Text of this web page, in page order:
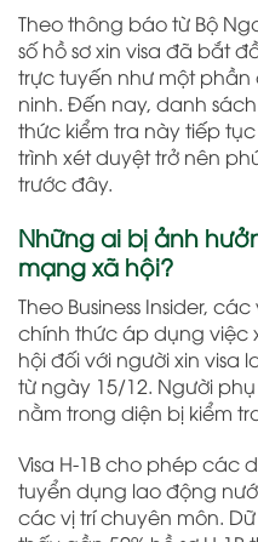
Theo thông báo từ Bộ
số hồ sơ xin visa đã bắt
trực tuyến như một
ninh. Đến nay, danh
thức kiểm tra này tiếp
trình xét duyệt trở nên
trước đây.
Những ai bị ảnh
mạng xã hội?
Theo Business Insider,
chính thức áp dụng việc
hội đối với người xin visa
từ ngày 15/12. Người
nằm trong diện bị kiểm
Visa H-1B cho phép các
tuyển dụng lao động
các vị trí chuyên môn.